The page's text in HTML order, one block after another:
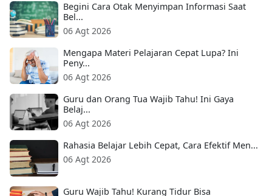
Begini Cara Otak Menyimpan Informasi Saat
Bel...
06 Agt 2026
Mengapa Materi Pelajaran Cepat Lupa? Ini
Peny...
06 Agt 2026
Guru dan Orang Tua Wajib Tahu! Ini Gaya
Belaj...
06 Agt 2026
Rahasia Belajar Lebih Cepat, Cara Efektif Men...
06 Agt 2026
Guru Wajib Tahu! Kurang Tidur Bisa